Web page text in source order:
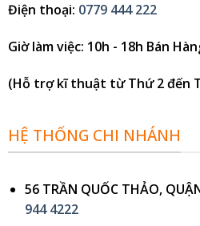
Điện thoại: 0779 444 222
Giờ làm việc: 10h - 18h Bán
(Hỗ trợ kĩ thuật từ Thứ 2 đến
HỆ THỐNG CHI NHÁNH
56 TRẦN QUỐC THẢO,
944 4222